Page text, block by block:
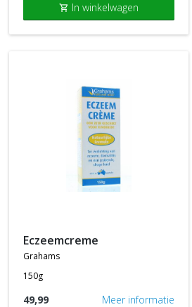
shopping_cart In winkelwagen
eczeemcreme
grahams
150g
49,99 Meer informatie